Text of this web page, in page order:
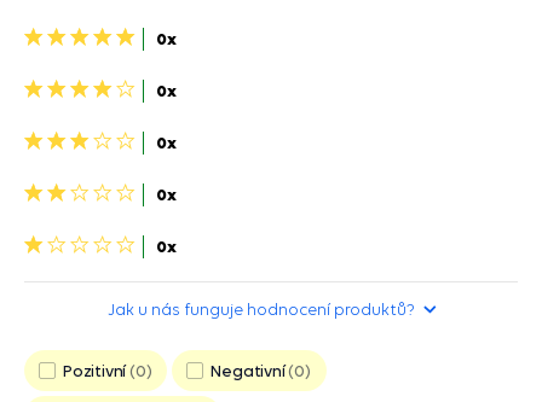
5
0x
4
0x
3
0x
2
0x
1
0x
Jak u nás funguje hodnocení produktů?
Pozitivní 0 Negativní 0